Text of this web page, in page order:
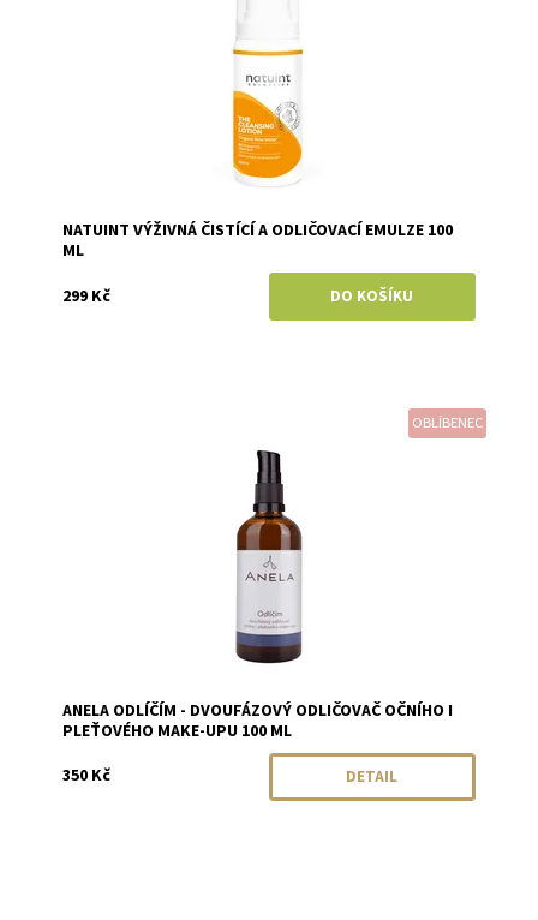
NATUINT VÝŽIVNÁ ČISTÍCÍ A ODLIČOVACÍ EMULZE 100
ML
299 Kč
OBLÍBENEC
ANELA ODLÍČÍM - DVOUFÁZOVÝ ODLIČOVAČ OČNÍHO I
PLEŤOVÉHO MAKE-UPU 100 ML
350 Kč
DETAIL